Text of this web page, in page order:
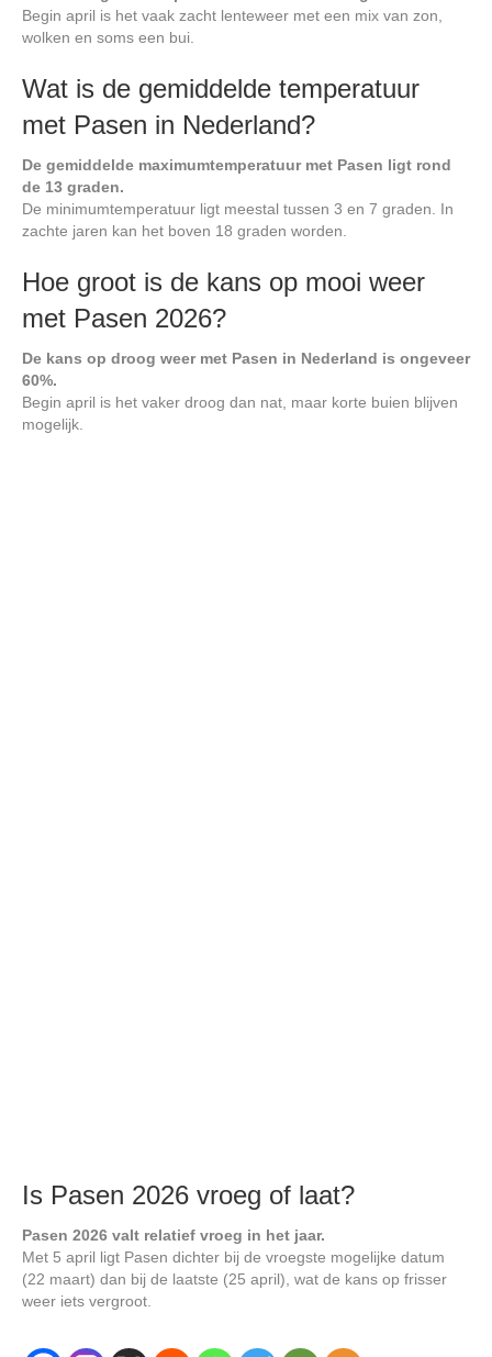
Begin april is het vaak zacht lenteweer met een mix van zon,
wolken en soms een bui.
Wat is de gemiddelde temperatuur
met Pasen in Nederland?
De gemiddelde maximumtemperatuur met Pasen ligt rond
de 13 graden.
De minimumtemperatuur ligt meestal tussen 3 en 7 graden. In
zachte jaren kan het boven 18 graden worden.
Hoe groot is de kans op mooi weer
met Pasen 2026?
De kans op droog weer met Pasen in Nederland is ongeveer
60%.
Begin april is het vaker droog dan nat, maar korte buien blijven
mogelijk.
Is Pasen 2026 vroeg of laat?
Pasen 2026 valt relatief vroeg in het jaar.
Met 5 april ligt Pasen dichter bij de vroegste mogelijke datum
(22 maart) dan bij de laatste (25 april), wat de kans op frisser
weer iets vergroot.